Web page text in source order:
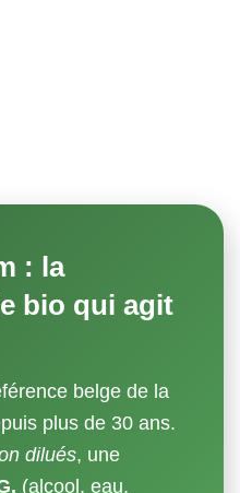
: la
bio qui agit
belge de la
plus de 30 ans.
dilués, une
(alcool, eau,